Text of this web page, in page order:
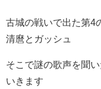
古城の戦いで出た第4
清麿とガッシュ
そこで謎の歌声を聞
いきます